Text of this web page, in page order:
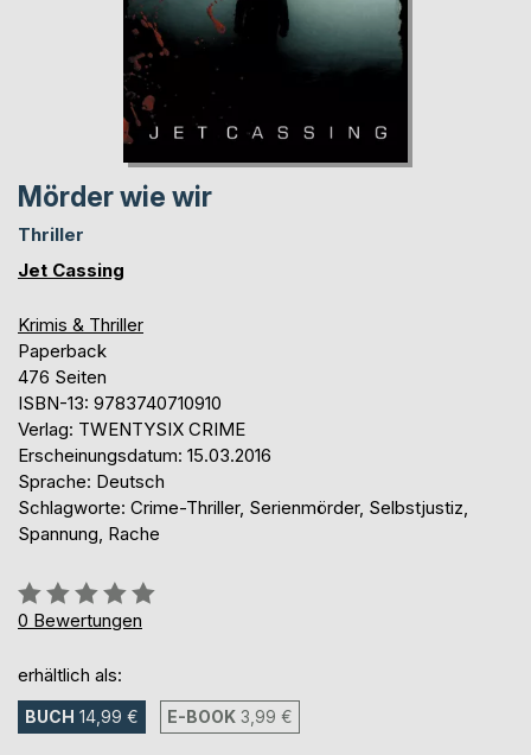
Mörder wie wir
Thriller
Jet Cassing
Krimis & Thriller
Paperback
476 Seiten
ISBN-13: 9783740710910
Verlag: TWENTYSIX CRIME
Erscheinungsdatum: 15.03.2016
Sprache: Deutsch
Schlagworte: Crime-Thriller, Serienmörder, Selbstjustiz,
Spannung, Rache
Bewertung::
0%
0 Bewertungen
erhältlich als:
BUCH 14,99 € E-BOOK 3,99 €